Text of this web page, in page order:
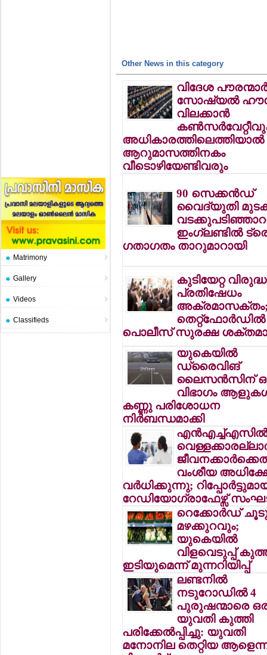
Matrimony
Gallery
Videos
Classifieds
Other News in this category
വിദേശ
സോഷ്യല്‍
വിലക്കാന്‍
അധികാരത്തിലെത്തിയാല്‍
ആറുമാസത്തിനകം
വീടൊഴിയേണ്ടിവരും
90 സെക്കന്‍ഡ്
വൈദ്യുതി
ഇംഗ്ലണ്ടില്‍
ഗതാഗതം താറുമാറായി
കുടിയേറ്റ വിരുദ്ധ
പ്രതിഷേധം
തെറ്റ്ഫോര്‍ഡില്‍
പൊലീസ് സുരക്ഷ
യുകെയില്‍
ഡ്രൈവിങ്
ലൈസന്‍സിന്
വിഭാഗം
കണ്ണു പരിശോധന
നിര്‍ബന്ധമാക്കി
വംശീയ
വര്‍ധിക്കുന്നു;
റേഡിയോഗ്രാഫേഴ്സ്
റെക്കോര്‍ഡ്
മഴക്കുറവും;
യുകെയില്‍
വിളവെടുപ്പ്
ഇടിയുമെന്ന് മുന്നറിയിപ്പ്
ലണ്ടനില്‍
നടുറോഡില്‍ 4
പുരുഷന്മാരെ
യുവതി കുത്തി
പരിക്കേല്‍പ്പിച്ചു: യുവതി
മനോനില തെറ്റിയ